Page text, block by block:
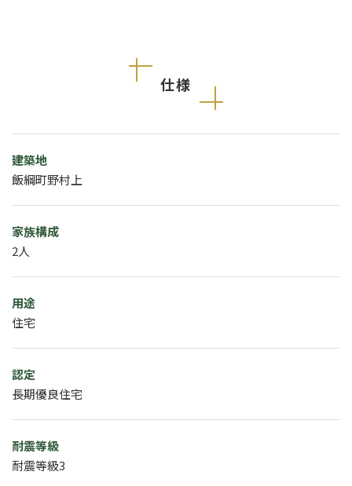
仕様
建築地
飯綱町野村上
家族構成
2人
用途
住宅
認定
長期優良住宅
耐震等級
耐震等級3